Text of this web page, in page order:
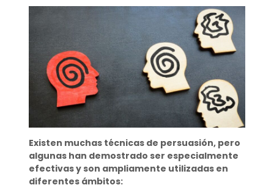
Existen muchas técnicas de persuasión, pero
algunas han demostrado ser especialmente
efectivas y son ampliamente utilizadas en
diferentes ámbitos: